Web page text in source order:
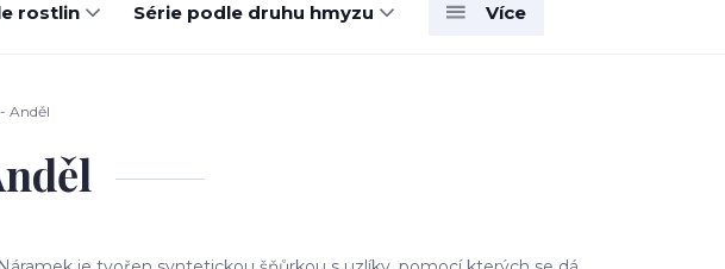
rostlin Série podle druhu hmyzu Více
Anděl